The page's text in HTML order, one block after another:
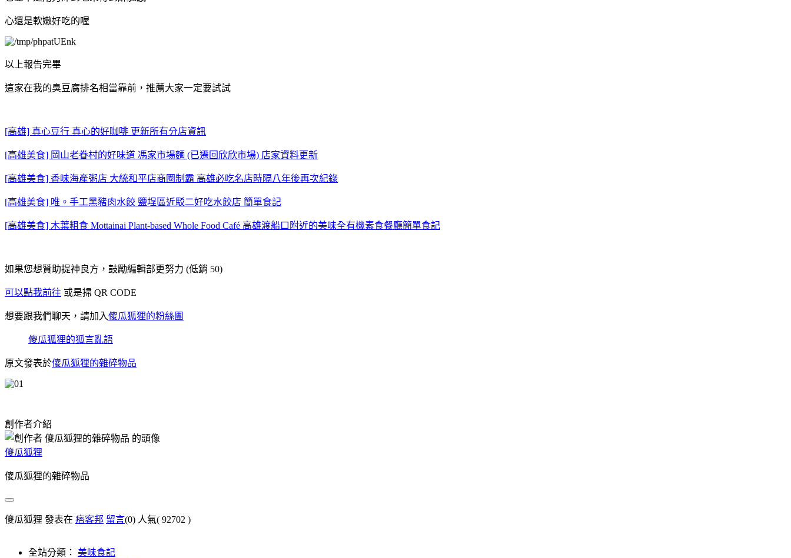
心還是軟嫩好吃的喔
以上報告完畢
這家在我的臭豆腐排名相當靠前，推薦大家一定要試試
[高雄] 真心豆行 真心的好咖啡 更新所有分店資訊
[高雄美食] 岡山老眷村的好味道 馮家市場麵 (已遷回欣欣市場) 店家資料更新
[高雄美食] 香味海產粥店 大統和平店商圈制霸 高雄必吃名店時隔八年後再次紀錄
[高雄美食] 唯。手工黑豬肉水餃 鹽埕區近駁二好吃水餃店 簡單食記
[高雄美食] 木葉粗食 Mottainai Plant-based Whole Food Café 高雄渡船口附近的美味全有機素食餐廳簡單食記
如果您想贊助提神良方，鼓勵編輯部更努力 (低銷 50)
可以點我前往 或是掃 QR CODE
想要跟我們聊天，請加入傻瓜狐狸的粉絲團
傻瓜狐狸的狐言亂語
原文發表於傻瓜狐狸的雜碎物品
創作者介紹
傻瓜狐狸
傻瓜狐狸的雜碎物品
傻瓜狐狸 發表在 痞客邦 留言(0) 人氣( 92702 )
全站分類： 美味食記